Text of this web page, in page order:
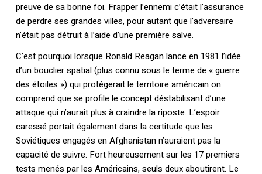
preuve de sa bonne foi. Frapper l’ennemi c’était l’assurance
de perdre ses grandes villes, pour autant que l’adversaire
n’était pas détruit à l’aide d’une première salve.
C’est pourquoi lorsque Ronald Reagan lance en 1981 l’idée
d’un bouclier spatial (plus connu sous le terme de « guerre
des étoiles ») qui protégerait le territoire américain on
comprend que se profile le concept déstabilisant d’une
attaque qui n’aurait plus à craindre la riposte. L’espoir
caressé portait également dans la certitude que les
Soviétiques engagés en Afghanistan n’auraient pas la
capacité de suivre. Fort heureusement sur les 17 premiers
tests menés par les Américains, seuls deux aboutirent. Le